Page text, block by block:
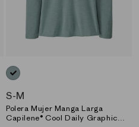
AZUL_(SKTX)
S-M
Polera Mujer Manga Larga
Capilene® Cool Daily Graphic